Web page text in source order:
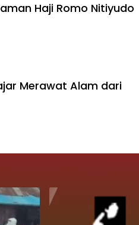
Haji Romo Nitiyudo
Merawat Alam dari